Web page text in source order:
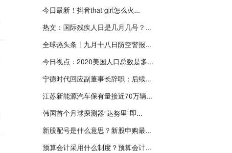
今日最新！抖音that girl怎么火...
热文：国际残疾人日是几月几号？...
全球热头条丨九月十八日防空警报...
今日视点：2020美国人口总数是多...
宁德时代回应副董事长辞职：后续...
江苏新能源汽车保有量接近70万辆...
韩国首个月球探测器“达努里”即...
新股配号是什么意思？新股申购最...
预算会计采用什么制度？预算会计...